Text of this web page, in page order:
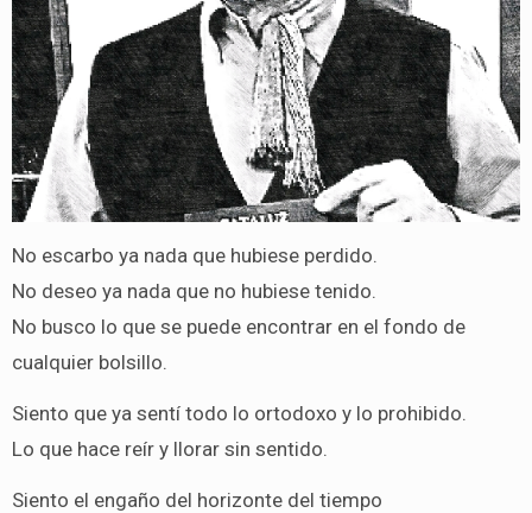
No escarbo ya nada que hubiese perdido.
No deseo ya nada que no hubiese tenido.
No busco lo que se puede encontrar en el fondo de
cualquier bolsillo.
Siento que ya sentí todo lo ortodoxo y lo prohibido.
Lo que hace reír y llorar sin sentido.
Siento el engaño del horizonte del tiempo